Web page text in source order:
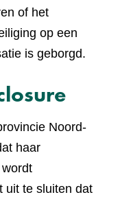
of het
op een
is geborgd.
Noord-
haar
uit te sluiten dat